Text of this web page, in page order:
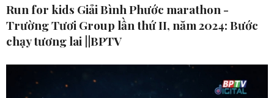
Run for kids Giải Bình Phước marathon -
Trường Tươi Group lần thứ II, năm 2024: Bước
chạy tương lai ||BPTV